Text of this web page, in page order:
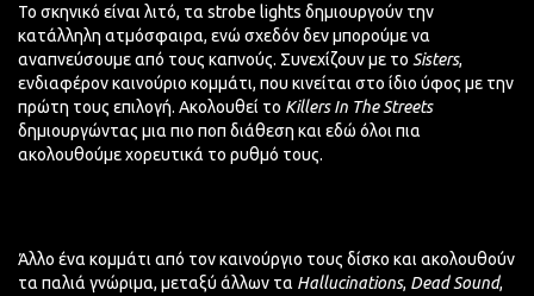
Το σκηνικό είναι λιτό, τα strobe lights δημιουργούν την
κατάλληλη ατμόσφαιρα, ενώ σχεδόν δεν μπορούμε να
αναπνεύσουμε από τους καπνούς. Συνεχίζουν με το Sisters,
ενδιαφέρον καινούριο κομμάτι, που κινείται στο ίδιο ύφος με την
πρώτη τους επιλογή. Ακολουθεί το Killers In The Streets
δημιουργώντας μια πιο ποπ διάθεση και εδώ όλοι πια
ακολουθούμε χορευτικά το ρυθμό τους.
Άλλο ένα κομμάτι από τον καινούργιο τους δίσκο και ακολουθούν
τα παλιά γνώριμα, μεταξύ άλλων τα Hallucinations, Dead Sound,